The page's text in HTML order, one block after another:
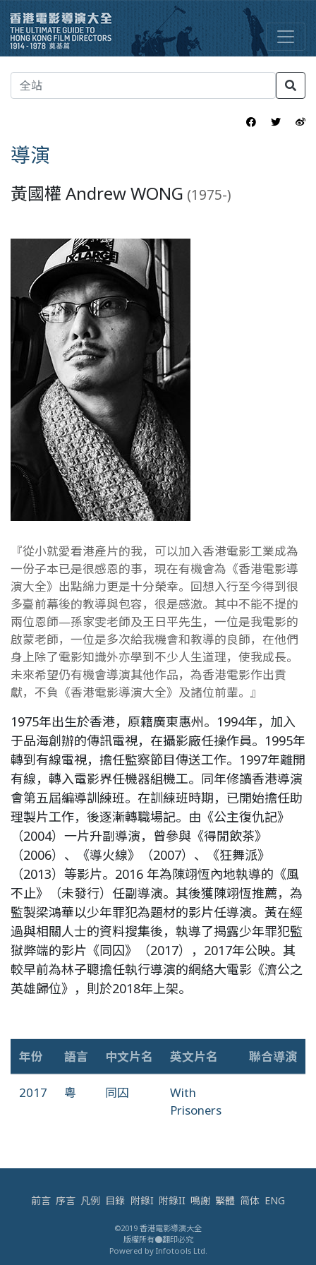
導演
黃國權 Andrew WONG (1975-)
『從小就愛看港產片的我，可以加入香港電影工業成為
一份子本已是很感恩的事，現在有機會為《香港電影導
演大全》出點綿力更是十分榮幸。回想入行至今得到很
多臺前幕後的教導與包容，很是感激。其中不能不提的
兩位恩師—孫家雯老師及王日平先生，一位是我電影的
啟蒙老師，一位是多次給我機會和教導的良師，在他們
身上除了電影知識外亦學到不少人生道理，使我成長。
未來希望仍有機會導演其他作品，為香港電影作出貢
獻，不負《香港電影導演大全》及諸位前輩。』
1975年出生於香港，原籍廣東惠州。1994年，加入
于品海創辦的傳訊電視，在攝影廠任操作員。1995年
轉到有線電視，擔任監察節目傳送工作。1997年離開
有線，轉入電影界任機器組機工。同年修讀香港導演
會第五屆編導訓練班。在訓練班時期，已開始擔任助
理製片工作，後逐漸轉職場記。由《公主復仇記》
（2004）一片升副導演，曾參與《得閒飲茶》
（2006）、《導火線》（2007）、《狂舞派》
（2013）等影片。2016 年為陳翊恆內地執導的《風
不止》（未發行）任副導演。其後獲陳翊恆推薦，為
監製梁鴻華以少年罪犯為題材的影片任導演。黃在經
過與相關人士的資料搜集後，執導了揭露少年罪犯監
獄弊端的影片《同囚》（2017），2017年公映。其
較早前為林子聰擔任執行導演的網絡大電影《濟公之
英雄歸位》，則於2018年上架。
年份 語言 中文片名 英文片名 聯合導演
2017 粵 同囚
With
Prisoners
前言 序言 凡例 目錄 附錄I 附錄II 鳴謝 繁體 简体 ENG
©2019 香港電影導演大全
版權所有●翻印必究
Powered by Infotools Ltd.